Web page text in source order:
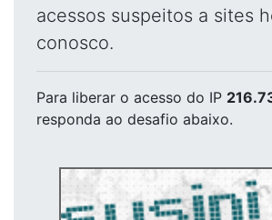
acessos suspeitos a sites
conosco.
Para liberar o acesso do IP
responda ao desafio abaixo.